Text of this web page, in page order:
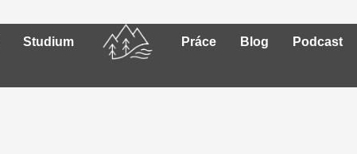
Studium Práce Blog Podcast